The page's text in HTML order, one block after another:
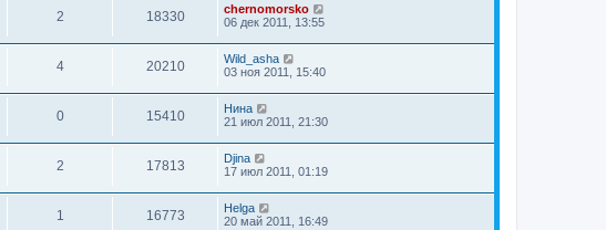
2 18330
chernomorsko
06 дек 2011, 13:55
4 20210
Wild_asha
03 ноя 2011, 15:40
0 15410
Нина
21 июл 2011, 21:30
2 17813
Djina
17 июл 2011, 01:19
1 16773
Helga
20 май 2011, 16:49